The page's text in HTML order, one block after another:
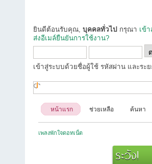
ยินดีต้อนรับคุณ, บุคคลทั่วไป กรุณา เข้
ส่งอีเมล์ยืนยันการใช้งาน?
เข้าสู่ระบบด้วยชื่อผู้ใช้ รหัสผ่าน และระ
หน้าแรก ช่วยเหลือ ค้นหา
เพลงพักใจดอทเน็ต
ระวัง!